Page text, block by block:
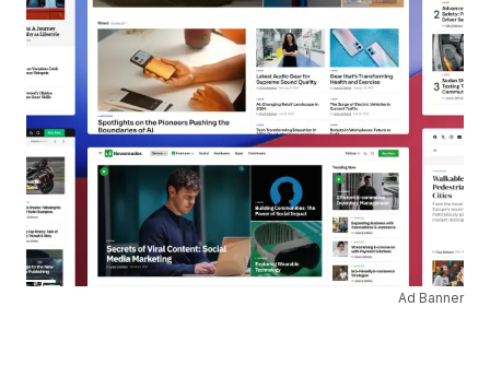
Ad Banner